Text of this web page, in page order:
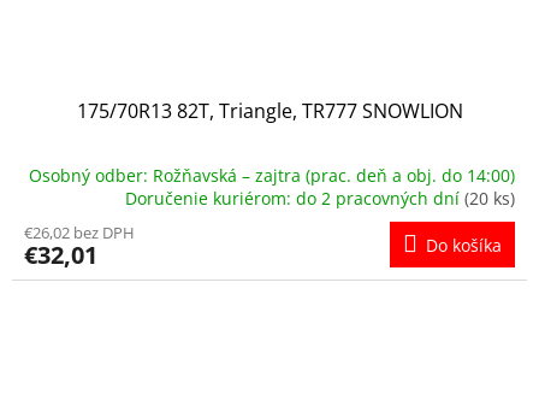
175/70R13 82T, Triangle, TR777 SNOWLION
Osobný odber: Rožňavská – zajtra (prac. deň a obj. do 14:00)
Doručenie kuriérom: do 2 pracovných dní (20 ks)
€26,02 bez DPH
€32,01 Do košíka